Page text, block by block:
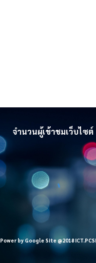
จำนวนผู้เข้าชมเว็บไซต์
Power by Google Site @2018